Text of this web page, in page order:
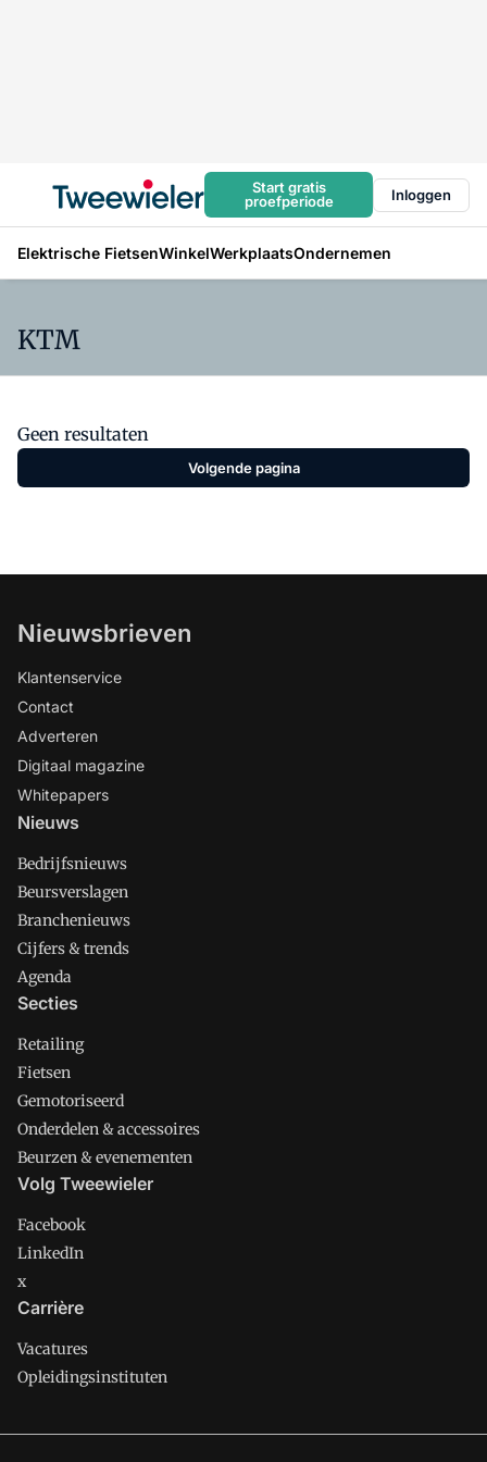
Start gratis
proefperiode
Inloggen
Elektrische FietsenWinkelWerkplaatsOndernemen
KTM
Geen resultaten
Volgende pagina
Nieuwsbrieven
Klantenservice
Contact
Adverteren
Digitaal magazine
Whitepapers
Nieuws
Bedrijfsnieuws
Beursverslagen
Branchenieuws
Cijfers & trends
Agenda
Secties
Retailing
Fietsen
Gemotoriseerd
Onderdelen & accessoires
Beurzen & evenementen
Volg Tweewieler
Facebook
LinkedIn
x
Carrière
Vacatures
Opleidingsinstituten